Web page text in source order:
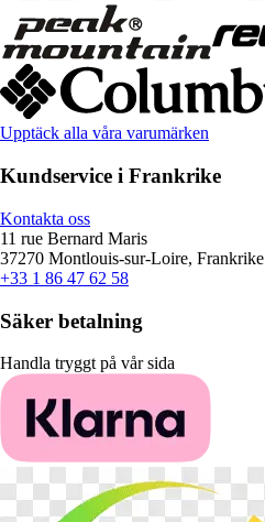
Upptäck alla våra varumärken
Kundservice i Frankrike
Kontakta oss
11 rue Bernard Maris
37270 Montlouis-sur-Loire, Frankrike
+33 1 86 47 62 58
Säker betalning
Handla tryggt på vår sida